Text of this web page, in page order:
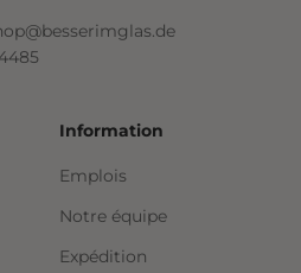
Information
Emplois
Notre équipe
Expédition